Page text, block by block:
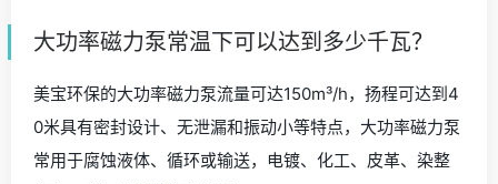
大功率磁力泵常温下可以达到多少千瓦？
美宝环保的大功率磁力泵流量可达150m³/h，扬程可达到4
0米具有密封设计、无泄漏和振动小等特点，大功率磁力泵
常用于腐蚀液体、循环或输送，电镀、化工、皮革、染整